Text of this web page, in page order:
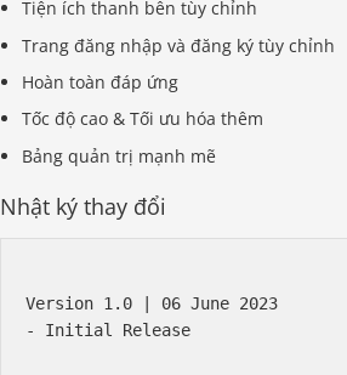
Tiện ích thanh bên tùy chỉnh
Trang đăng nhập và đăng ký tùy chỉnh
Hoàn toàn đáp ứng
Tốc độ cao & Tối ưu hóa thêm
Bảng quản trị mạnh mẽ
Nhật ký thay đổi
Version 1.0 | 06 June 2023
- Initial Release